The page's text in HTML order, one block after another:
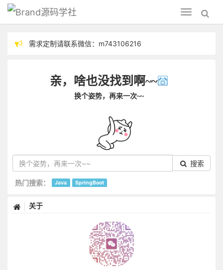
Toggle
navigation
源码学社
需求定制请联系微信：m743106216
亲，啥也没找到啊~~
换个姿势，再来一次~~
搜索
热门搜索： Java SpringBoot
关于